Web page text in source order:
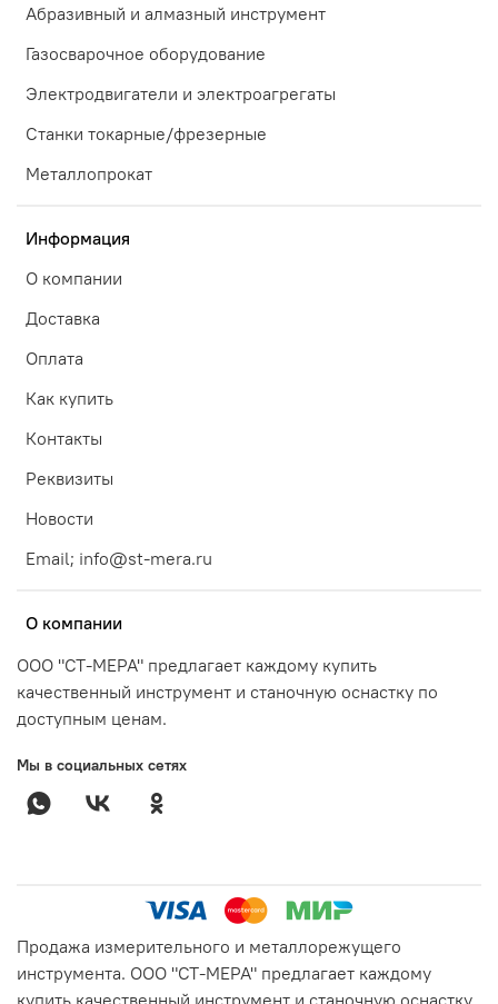
Абразивный и алмазный инструмент
Газосварочное оборудование
Электродвигатели и электроагрегаты
Станки токарные/фрезерные
Металлопрокат
Информация
О компании
Доставка
Оплата
Как купить
Контакты
Реквизиты
Новости
Email; info@st-mera.ru
О компании
ООО "СТ-МЕРА" предлагает каждому купить
качественный инструмент и станочную оснастку по
доступным ценам.
Мы в социальных сетях
Продажа измерительного и металлорежущего
инструмента. ООО "СТ-МЕРА" предлагает каждому